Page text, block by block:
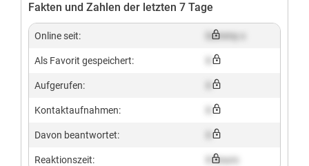
Fakten und Zahlen der letzten 7 Tage
Online seit: Dummy x
Als Favorit gespeichert:
Aufgerufen:
Kontaktaufnahmen:
Davon beantwortet:
Reaktionszeit: X hours